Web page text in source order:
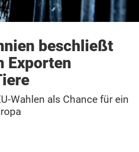
beschließt
Exporten
Wahlen als Chance für ein